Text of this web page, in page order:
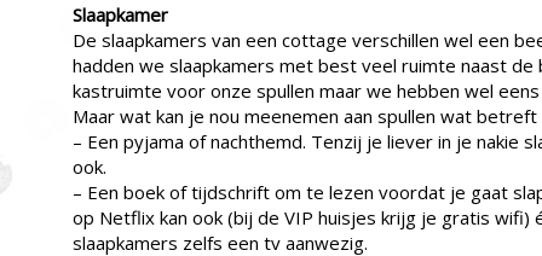
Slaapkamer
De slaapkamers van een cottage verschillen wel een
hadden we slaapkamers met best veel ruimte naast de
kastruimte voor onze spullen maar we hebben wel
Maar wat kan je nou meenemen aan spullen wat betreft
– Een pyjama of nachthemd. Tenzij je liever in je nakie
ook.
– Een boek of tijdschrift om te lezen voordat je gaat
op Netflix kan ook (bij de VIP huisjes krijg je gratis wifi)
slaapkamers zelfs een tv aanwezig.